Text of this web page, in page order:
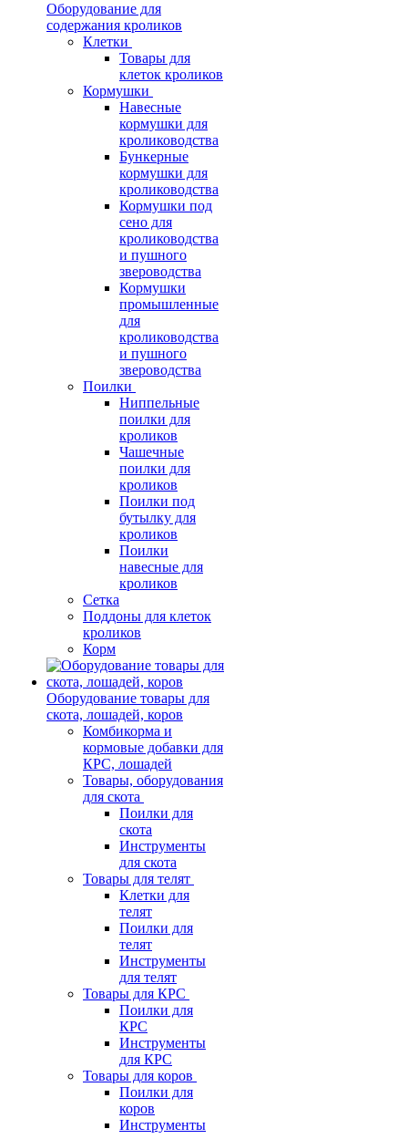
Оборудование для
содержания кроликов
Клетки
Товары для
клеток кроликов
Кормушки
Навесные
кормушки для
кролиководства
Бункерные
кормушки для
кролиководства
Кормушки под
сено для
кролиководства
и пушного
звероводства
Кормушки
промышленные
для
кролиководства
и пушного
звероводства
Поилки
Ниппельные
поилки для
кроликов
Чашечные
поилки для
кроликов
Поилки под
бутылку для
кроликов
Поилки
навесные для
кроликов
Сетка
Поддоны для клеток
кроликов
Корм
Оборудование товары для
скота, лошадей, коров
Комбикорма и
кормовые добавки для
КРС, лошадей
Товары, оборудования
для скота
Поилки для
скота
Инструменты
для скота
Товары для телят
Клетки для
телят
Поилки для
телят
Инструменты
для телят
Товары для КРС
Поилки для
КРС
Инструменты
для КРС
Товары для коров
Поилки для
коров
Инструменты